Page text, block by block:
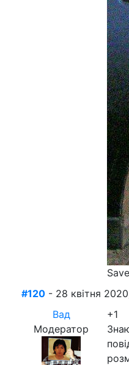
#120 - 28 квітня
Вад
Модератор
+1